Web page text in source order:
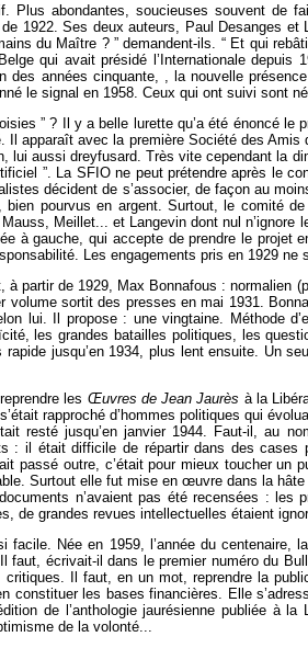
Plus abondantes, soucieuses souvent de
1922. Ses deux auteurs, Paul Desanges et
du Maître ? ” demandent-ils. “ Et qui
qui avait présidé l’Internationale
des années cinquante, , la nouvelle
le signal en 1958. Ceux qui ont suivi sont
” ? Il y a belle lurette qu’a été énoncé
Il apparaît avec la première Société des
lui aussi dreyfusard. Très vite cependant la
”. La SFIO ne peut prétendre après le
décident de s’associer, de façon au
bien pourvus en argent. Surtout, le comité
Meillet... et Langevin dont nul
à gauche, qui accepte de prendre le projet
Les engagements pris en 1929
à partir de 1929, Max Bonnafous :
volume sortit des presses en mai 1931.
lui. Il propose : une vingtaine. Méthode
les grandes batailles politiques, les
jusqu’en 1934, plus lent ensuite. Un
les Œuvres de Jean Jaurès à la
rapproché d’hommes politiques qui
resté jusqu’en janvier 1944. Faut-il, au
: il était difficile de répartir dans des
passé outre, c’était pour mieux toucher
Surtout elle fut mise en œuvre dans la
n’avaient pas été recensées :
de grandes revues intellectuelles étaient
facile. Née en 1959, l’année du centenaire,
faut, écrivait-il dans le premier numéro du
critiques. Il faut, en un mot, reprendre la
constituer les bases financières. Elle
de l’anthologie jaurésienne publiée à
de la volonté...